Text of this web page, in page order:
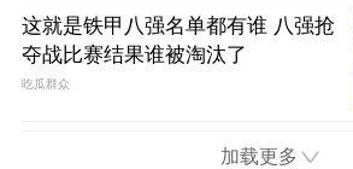
这就是铁甲八强名单都有谁 八强抢
夺战比赛结果谁被淘汰了
吃瓜群众
加载更多